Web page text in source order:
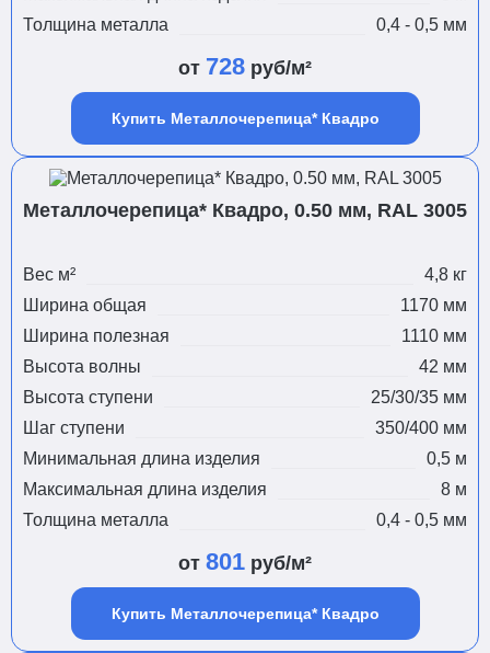
Толщина металла
0,4 - 0,5 мм
от 728 руб/м²
Купить Металлочерепица* Квадро
Металлочерепица* Квадро, 0.50 мм, RAL 3005
Вес м²
4,8 кг
Ширина общая
1170 мм
Ширина полезная
1110 мм
Высота волны
42 мм
Высота ступени
25/30/35 мм
Шаг ступени
350/400 мм
Минимальная длина изделия
0,5 м
Максимальная длина изделия
8 м
Толщина металла
0,4 - 0,5 мм
от 801 руб/м²
Купить Металлочерепица* Квадро